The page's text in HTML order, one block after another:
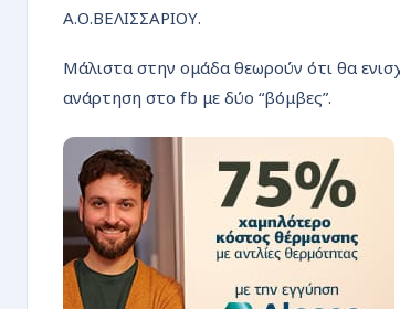
Α.Ο.ΒΕΛΙΣΣΑΡΙΟΥ.
Μάλιστα στην ομάδα θεωρούν ότι θα
ανάρτηση στο fb με δύο “βόμβες”.